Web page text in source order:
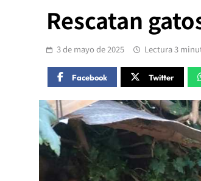
Rescatan
3 de mayo de 2025 Lectura 3
Facebook Twitter